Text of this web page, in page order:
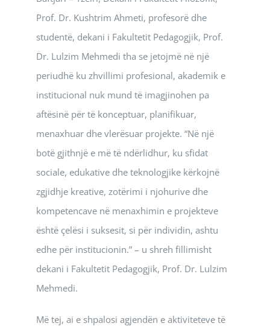
Prof. Dr. Kushtrim Ahmeti, profesorë dhe
studentë, dekani i Fakultetit Pedagogjik, Prof.
Dr. Lulzim Mehmedi tha se jetojmë në një
periudhë ku zhvillimi profesional, akademik e
institucional nuk mund të imagjinohen pa
aftësinë për të konceptuar, planifikuar,
menaxhuar dhe vlerësuar projekte. “Në një
botë gjithnjë e më të ndërlidhur, ku sfidat
sociale, edukative dhe teknologjike kërkojnë
zgjidhje kreative, zotërimi i njohurive dhe
kompetencave në menaxhimin e projekteve
është çelësi i suksesit, si për individin, ashtu
edhe për institucionin.” – u shreh fillimisht
dekani i Fakultetit Pedagogjik, Prof. Dr. Lulzim
Mehmedi.
Më tej, ai e shpalosi agjendën e aktiviteteve të